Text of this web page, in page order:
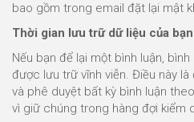
bao gồm trong email đặt lại mật
Thời gian lưu trữ dữ liệu của bạn
Nếu bạn để lại một bình luận,
được lưu trữ vĩnh viễn. Điều này
và phê duyệt bất kỳ bình luận
vì giữ chúng trong hàng đợi kiểm